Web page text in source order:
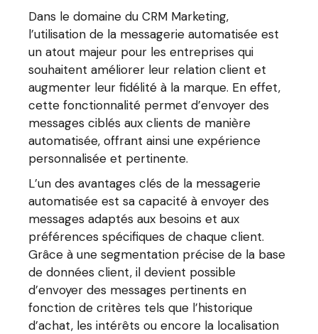
Dans le domaine du CRM Marketing,
l’utilisation de la messagerie automatisée est
un atout majeur pour les entreprises qui
souhaitent améliorer leur relation client et
augmenter leur fidélité à la marque. En effet,
cette fonctionnalité permet d’envoyer des
messages ciblés aux clients de manière
automatisée, offrant ainsi une expérience
personnalisée et pertinente.
L’un des avantages clés de la messagerie
automatisée est sa capacité à envoyer des
messages adaptés aux besoins et aux
préférences spécifiques de chaque client.
Grâce à une segmentation précise de la base
de données client, il devient possible
d’envoyer des messages pertinents en
fonction de critères tels que l’historique
d’achat, les intérêts ou encore la localisation